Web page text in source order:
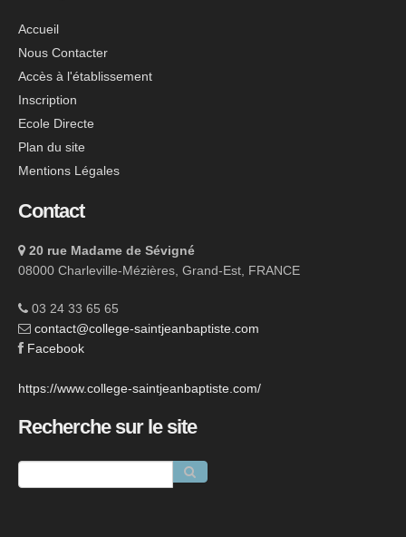
Accueil
Nous Contacter
Accès à l'établissement
Inscription
Ecole Directe
Plan du site
Mentions Légales
Contact
20 rue Madame de Sévigné
08000 Charleville-Mézières, Grand-Est, FRANCE
03 24 33 65 65
contact@college-saintjeanbaptiste.com
Facebook
https://www.college-saintjeanbaptiste.com/
Recherche sur le site